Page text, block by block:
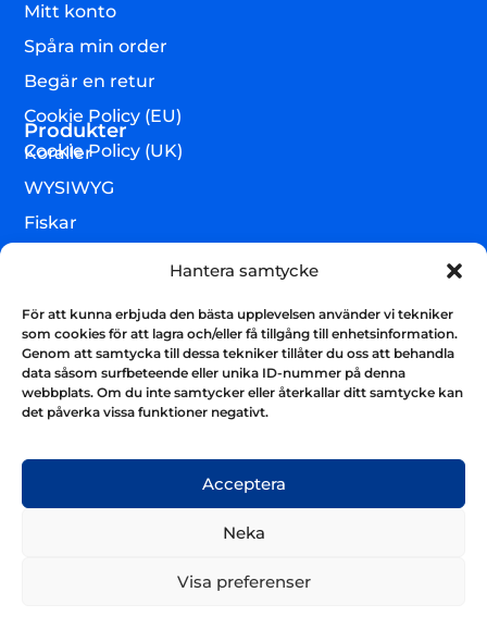
Hantera samtycke
För att kunna erbjuda den bästa upplevelsen använder vi tekniker
som cookies för att lagra och/eller få tillgång till enhetsinformation.
Genom att samtycka till dessa tekniker tillåter du oss att behandla
data såsom surfbeteende eller unika ID-nummer på denna
webbplats. Om du inte samtycker eller återkallar ditt samtycke kan
det påverka vissa funktioner negativt.
Acceptera
Neka
Visa preferenser
Mitt konto
Spåra min order
Begär en retur
Cookie Policy (EU)
Cookie Policy (UK)
Produkter
Koraller
WYSIWYG
Fiskar
Teknik & utrustning
Varumärken
Akvarium & sump
Nyhetsbrev